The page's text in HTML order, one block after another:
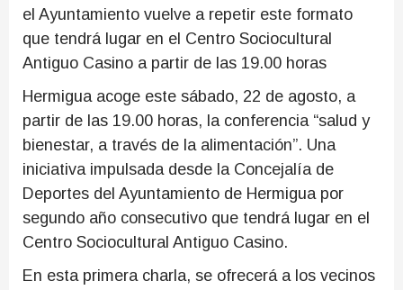
el Ayuntamiento vuelve a repetir este formato
que tendrá lugar en el Centro Sociocultural
Antiguo Casino a partir de las 19.00 horas
Hermigua acoge este sábado, 22 de agosto, a
partir de las 19.00 horas, la conferencia “salud y
bienestar, a través de la alimentación”. Una
iniciativa impulsada desde la Concejalía de
Deportes del Ayuntamiento de Hermigua por
segundo año consecutivo que tendrá lugar en el
Centro Sociocultural Antiguo Casino.
En esta primera charla, se ofrecerá a los vecinos